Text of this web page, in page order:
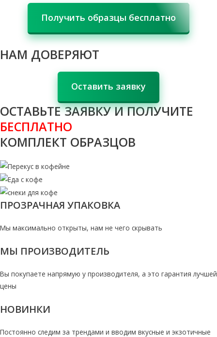
Получить образцы бесплатно
НАМ ДОВЕРЯЮТ
Оставить заявку
ОСТАВЬТЕ ЗАЯВКУ И ПОЛУЧИТЕ
БЕСПЛАТНО
КОМПЛЕКТ ОБРАЗЦОВ
ПРОЗРАЧНАЯ УПАКОВКА
Мы максимально открыты, нам не чего скрывать
МЫ ПРОИЗВОДИТЕЛЬ
Вы покупаете напрямую у производителя, а это гарантия лучшей
цены
НОВИНКИ
Постоянно следим за трендами и вводим вкусные и экзотичные